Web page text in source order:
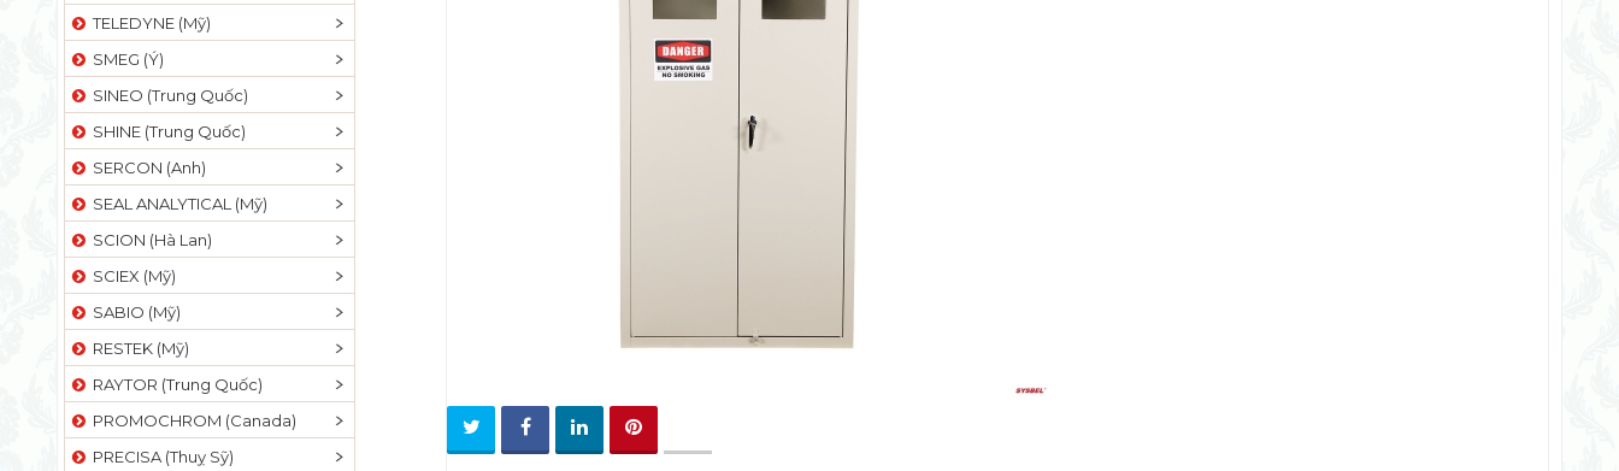
TELEDYNE (Mỹ)
SMEG (Ý)
SINEO (Trung Quốc)
SHINE (Trung Quốc)
SERCON (Anh)
SEAL ANALYTICAL (Mỹ)
SCION (Hà Lan)
SCIEX (Mỹ)
SABIO (Mỹ)
RESTEK (Mỹ)
RAYTOR (Trung Quốc)
PROMOCHROM (Canada)
PRECISA (Thuỵ Sỹ)